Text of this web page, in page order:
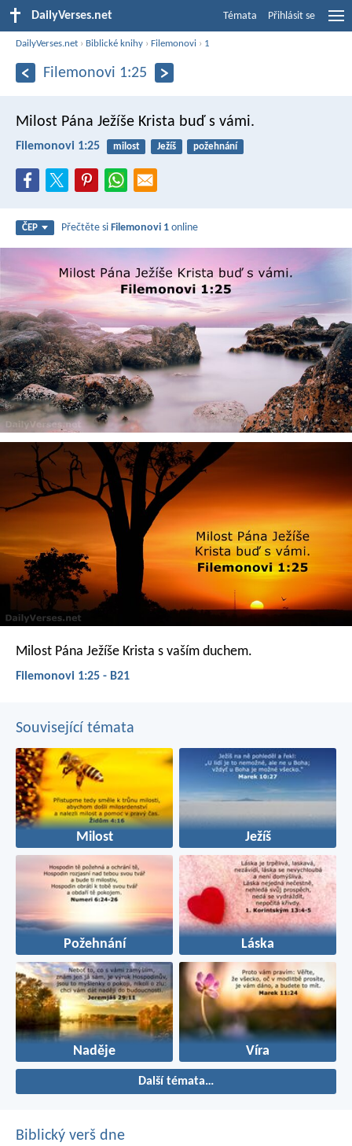
DailyVerses.net Témata Přihlásit se
DailyVerses.net › Biblické knihy ›Filemonovi › 1
Filemonovi 1:25
Milost Pána Ježíše Krista buď s vámi.
Filemonovi 1:25 milost Ježíš požehnání
ČEP Přečtěte siFilemonovi 1 online
Milost Pána Ježíše Krista s vaším duchem.
Filemonovi 1:25 - B21
Související témata
Milost Ježíš
Požehnání Láska
Naděje Víra
Další témata…
Biblický verš dne